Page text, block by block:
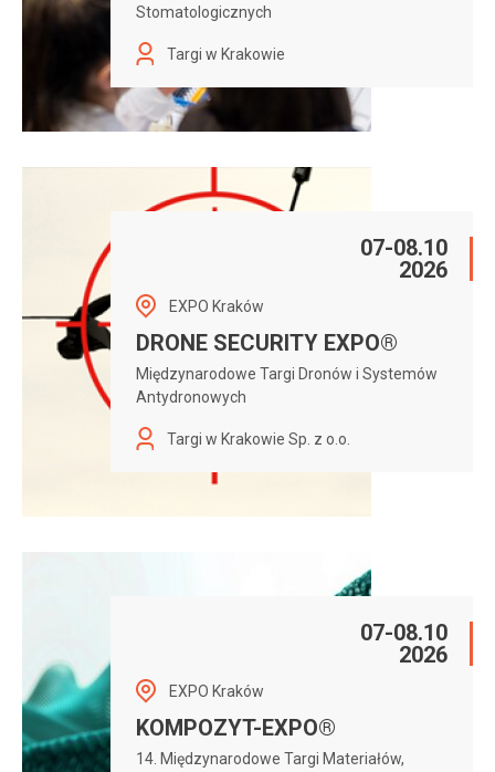
Stomatologicznych
Targi w Krakowie
07-08.10
2026
EXPO Kraków
DRONE SECURITY EXPO®
Międzynarodowe Targi Dronów i Systemów
Antydronowych
Targi w Krakowie Sp. z o.o.
07-08.10
2026
EXPO Kraków
KOMPOZYT-EXPO®
14. Międzynarodowe Targi Materiałów,